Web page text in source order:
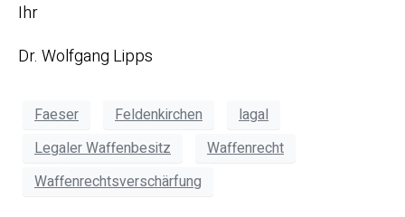
Ihr
Dr. Wolfgang Lipps
Faeser Feldenkirchen
lagal
Legaler Waffenbesitz
Waffenrecht
Waffenrechtsverschärfung